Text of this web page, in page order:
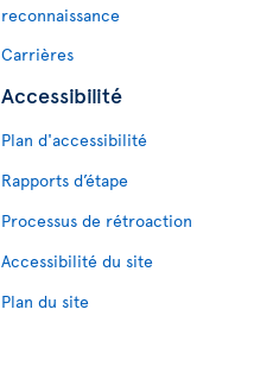
reconnaissance
Carrières
Accessibilité
Plan d'accessibilité
Rapports d’étape
Processus de rétroaction
Accessibilité du site
Plan du site